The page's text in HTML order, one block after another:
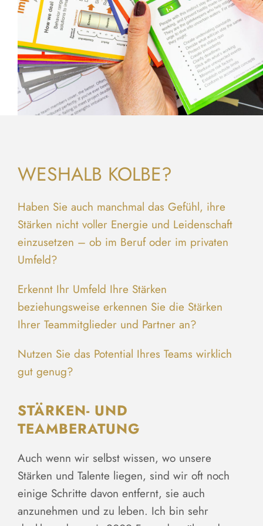
WESHALB KOLBE?
Haben Sie auch manchmal das Gefühl, ihre
Stärken nicht voller Energie und Leidenschaft
einzusetzen – ob im Beruf oder im privaten
Umfeld?
Erkennt Ihr Umfeld Ihre Stärken
beziehungsweise erkennen Sie die Stärken
Ihrer Teammitglieder und Partner an?
Nutzen Sie das Potential Ihres Teams wirklich
gut genug?
STÄRKEN- UND
TEAMBERATUNG
Auch wenn wir selbst wissen, wo unsere
Stärken und Talente liegen, sind wir oft noch
einige Schritte davon entfernt, sie auch
anzunehmen und zu leben. Ich bin sehr